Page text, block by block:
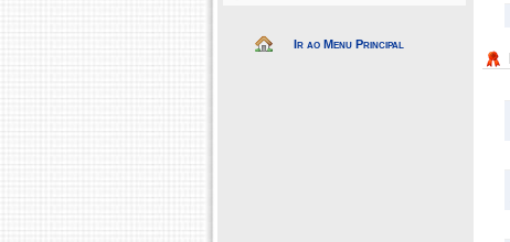
Ir ao Menu Principal